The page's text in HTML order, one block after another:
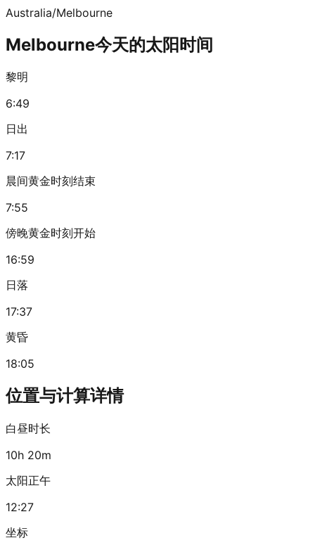
Australia/Melbourne
Melbourne今天的太阳时间
黎明
6:49
日出
7:17
晨间黄金时刻结束
7:55
傍晚黄金时刻开始
16:59
日落
17:37
黄昏
18:05
位置与计算详情
白昼时长
10h 20m
太阳正午
12:27
坐标